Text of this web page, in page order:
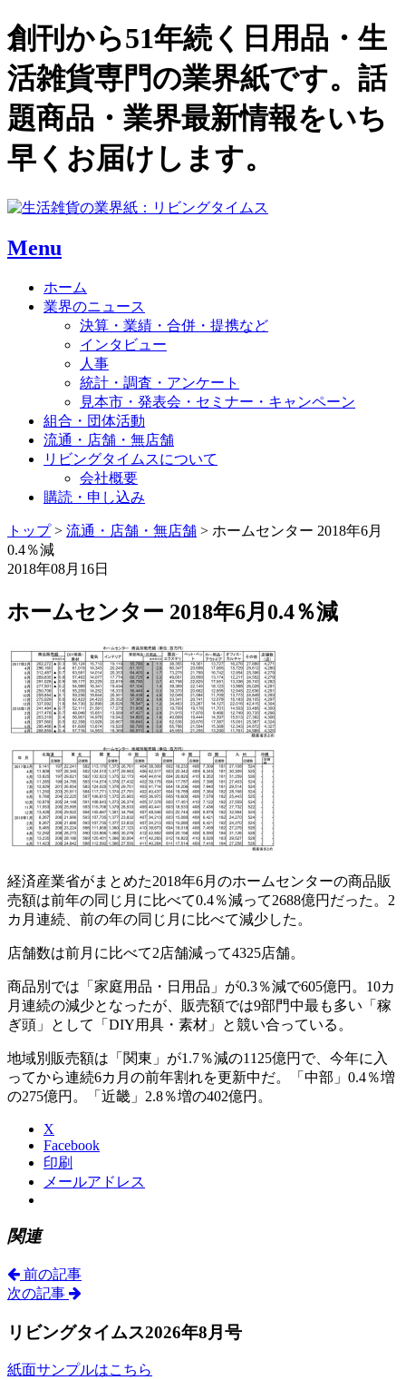
創刊から51年続く日用品・生
活雑貨専門の業界紙です。話
題商品・業界最新情報をいち
早くお届けします。
Menu
ホーム
業界のニュース
決算・業績・合併・提携など
インタビュー
人事
統計・調査・アンケート
見本市・発表会・セミナー・キャンペーン
組合・団体活動
流通・店舗・無店舗
リビングタイムスについて
会社概要
購読・申し込み
トップ> 流通・店舗・無店舗 > ホームセンター 2018年6月
0.4％減
2018年08月16日
ホームセンター 2018年6月0.4％減
経済産業省がまとめた2018年6月のホームセンターの商品販
売額は前年の同じ月に比べて0.4％減って2688億円だった。2
カ月連続、前の年の同じ月に比べて減少した。
店舗数は前月に比べて2店舗減って4325店舗。
商品別では「家庭用品・日用品」が0.3％減で605億円。10カ
月連続の減少となったが、販売額では9部門中最も多い「稼
ぎ頭」として「DIY用具・素材」と競い合っている。
地域別販売額は「関東」が1.7％減の1125億円で、今年に入
ってから連続6カ月の前年割れを更新中だ。「中部」0.4％増
の275億円。「近畿」2.8％増の402億円。
X
Facebook
印刷
メールアドレス
関連
前の記事
次の記事
リビングタイムス2026年8月号
紙面サンプルはこちら